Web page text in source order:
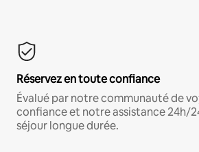
Réservez en toute confiance
Évalué par notre communauté de
confiance et notre assistance 24h/
séjour longue durée.